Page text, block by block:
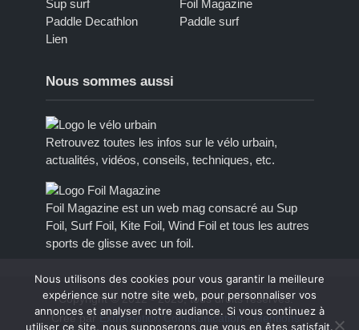
Sup surf
Foil Magazine
Paddle Decathlon
Paddle surf
Lien
Nous sommes aussi
Retrouvez toutes les infos sur le vélo urbain,
actualités, vidéos, conseils, techniques, etc.
Foil Magazine est un web mag consacré au Sup
Foil, Surf Foil, Kite Foil, Wind Foil et tous les autres
sports de glisse avec un foil.
Copyright © 2012 - 2023, tous droits réservés.
Créé par Extremotion Communication-Mentions
Nous utilisons des cookies pour vous garantir la meilleure
expérience sur notre site web, pour personnaliser vos
annonces et analyser notre audiance. Si vous continuez à
utiliser ce site, nous supposerons que vous en êtes satisfait.